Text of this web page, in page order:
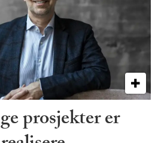
prosjekter er